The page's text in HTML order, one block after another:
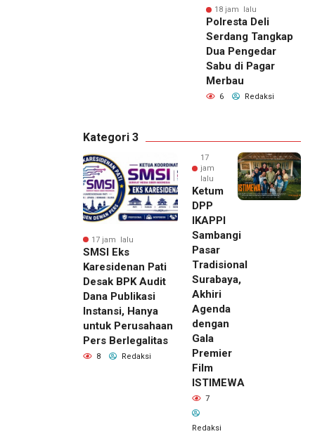
18 jam lalu
Polresta Deli
Serdang Tangkap
Dua Pengedar
Sabu di Pagar
Merbau
6 Redaksi
Kategori 3
17 jam lalu
SMSI Eks
Karesidenan Pati
Desak BPK Audit
Dana Publikasi
Instansi, Hanya
untuk Perusahaan
Pers Berlegalitas
8 Redaksi
17
jam
lalu
Ketum
DPP
IKAPPI
Sambangi
Pasar
Tradisional
Surabaya,
Akhiri
Agenda
dengan
Gala
Premier
Film
ISTIMEWA
7
Redaksi